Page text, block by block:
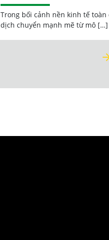
Trong bối cảnh nền kinh tế toàn
dịch chuyển mạnh mẽ từ mô […]